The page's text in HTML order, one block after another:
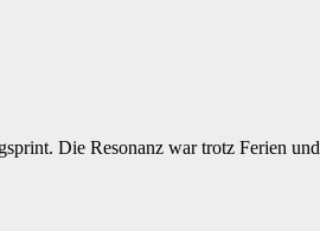
Die Resonanz war trotz Ferien